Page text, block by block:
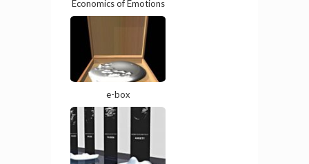
Economics of Emotions
e-box